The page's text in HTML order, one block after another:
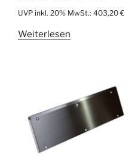
UVP inkl. 20% MwSt.: 403,20 €
Weiterlesen